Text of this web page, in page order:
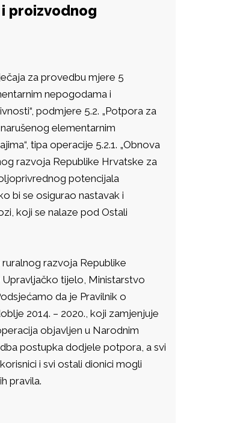
proizvodnog
za provedbu mjere 5
nepogodama i
podmjere 5.2. „Potpora za
elementarnim
tipa operacije 5.2.1. „Obnova
razvoja Republike Hrvatske za
potencijala
bi se osigurao nastavak i
koji se nalaze pod Ostali
razvoja Republike
Upravljačko tijelo, Ministarstvo
da je Pravilnik o
2014. – 2020., koji zamjenjuje
objavljen u Narodnim
postupka dodjele potpora, a svi
i svi ostali dionici mogli
pravila.